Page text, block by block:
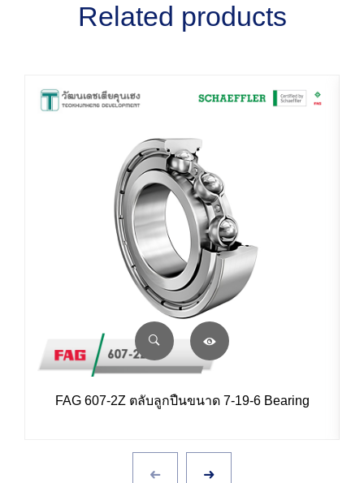
Related products
FAG 607-2Z ตลับลูกปืนขนาด 7-19-6 Bearing